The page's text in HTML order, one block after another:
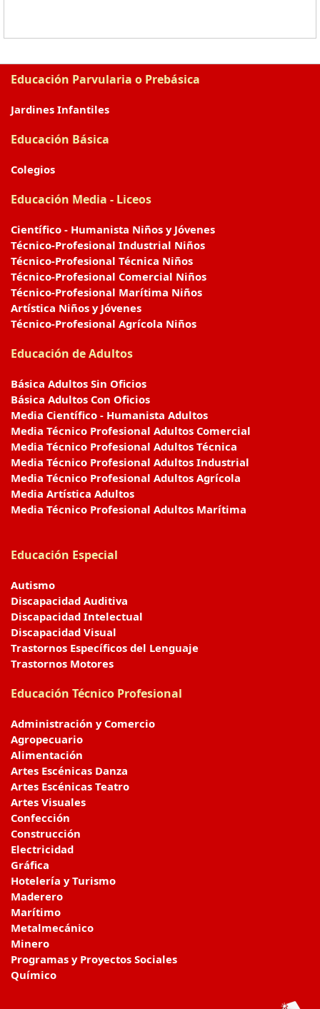
Educación Parvularia o Prebásica
Jardines Infantiles
Educación Básica
Colegios
Educación Media - Liceos
Científico - Humanista Niños y Jóvenes
Técnico-Profesional Industrial Niños
Técnico-Profesional Técnica Niños
Técnico-Profesional Comercial Niños
Técnico-Profesional Marítima Niños
Artística Niños y Jóvenes
Técnico-Profesional Agrícola Niños
Educación de Adultos
Básica Adultos Sin Oficios
Básica Adultos Con Oficios
Media Científico - Humanista Adultos
Media Técnico Profesional Adultos Comercial
Media Técnico Profesional Adultos Técnica
Media Técnico Profesional Adultos Industrial
Media Técnico Profesional Adultos Agrícola
Media Artística Adultos
Media Técnico Profesional Adultos Marítima
Educación Especial
Autismo
Discapacidad Auditiva
Discapacidad Intelectual
Discapacidad Visual
Trastornos Específicos del Lenguaje
Trastornos Motores
Educación Técnico Profesional
Administración y Comercio
Agropecuario
Alimentación
Artes Escénicas Danza
Artes Escénicas Teatro
Artes Visuales
Confección
Construcción
Electricidad
Gráfica
Hotelería y Turismo
Maderero
Marítimo
Metalmecánico
Minero
Programas y Proyectos Sociales
Químico